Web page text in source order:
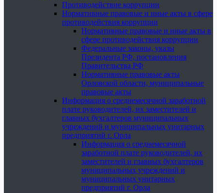
Противодействие коррупции
Нормативные правовые и иные акты в сфере
противодействия коррупции
Нормативные правовые и иные акты в
сфере противодействия коррупции
Федеральные законы, указы
Президента РФ, постановления
Правительства РФ
Нормативные правовые акты
Орловской области, муниципальные
правовые акты
Информация о среднемесячной заработной
плате руководителей, их заместителей и
главных бухгалтеров муниципальных
учреждений и муниципальных унитарных
предприятий г. Орла
Информация о среднемесячной
заработной плате руководителей, их
заместителей и главных бухгалтеров
муниципальных учреждений и
муниципальных унитарных
предприятий г. Орла